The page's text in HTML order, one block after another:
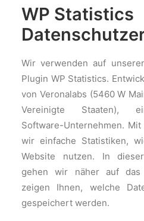
WP Statistics
Wir verwenden auf
Plugin WP Statistics.
von Veronalabs (5460 W
Vereinigte Staaten),
Software-Unternehmen.
wir einfache Statistiken,
Website nutzen. In dieser
gehen wir näher auf das
zeigen Ihnen, welche
gespeichert werden.